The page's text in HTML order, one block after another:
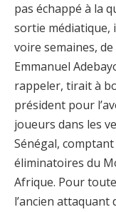
pas échappé à la
sortie médiatique,
voire semaines, de
Emmanuel
rappeler, tirait à
président pour
joueurs dans les
Sénégal,
éliminatoires du
Afrique. Pour
l’ancien